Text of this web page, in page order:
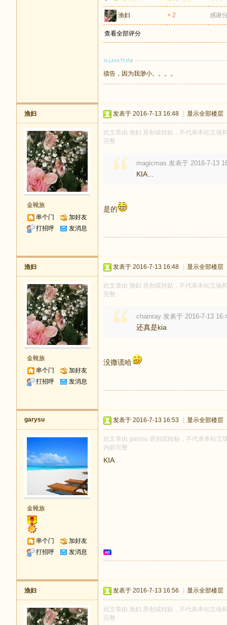
渔妇 + 2 感谢
查看全部评分
禱告，因为我渺小。。。。
渔妇
金靴族
串个门
加好友
打招呼
发消息
发表于 2016-7-13 16:48 显示全部楼层
此文章由 渔妇 原创或转贴，不代表本站立场
完整
magicmas 发表于 2016-7-13
KIA...
是的
渔妇
金靴族
串个门
加好友
打招呼
发消息
发表于 2016-7-13 16:48 显示全部楼层
此文章由 渔妇 原创或转贴，不代表本站立场
完整
chainray 发表于 2016-7-13
还真是kia
没撒谎哈
garysu
金靴族
串个门
加好友
打招呼
发消息
发表于 2016-7-13 16:53 显示全部楼层
此文章由 garysu 原创或转贴，不代表本站立
内容完整
KIA
渔妇 发表于 2016-7-13 16:56 显示全部楼层
此文章由 渔妇 原创或转贴，不代表本站立场
完整